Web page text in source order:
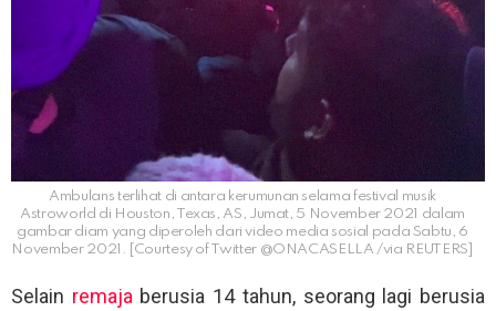
Ambulans terlihat di antara kerumunan selama festival musik
Astroworld di Houston, Texas, AS, Jumat, 5 November 2021 dalam
gambar diam yang diperoleh dari video media sosial pada Sabtu, 6
November 2021. [Courtesy of Twitter @ONACASELLA /via REUTERS]
Selain remajaberusia 14 tahun, seorang lagi berusia